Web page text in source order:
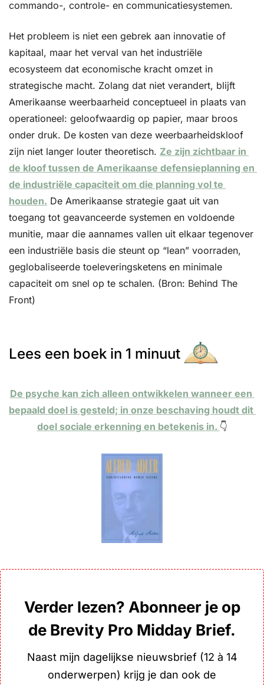
commando-, controle- en communicatiesystemen.
Het probleem is niet een gebrek aan innovatie of
kapitaal, maar het verval van het industriële
ecosysteem dat economische kracht omzet in
strategische macht. Zolang dat niet verandert, blijft
Amerikaanse weerbaarheid conceptueel in plaats van
operationeel: geloofwaardig op papier, maar broos
onder druk. De kosten van deze weerbaarheidskloof
zijn niet langer louter theoretisch. Ze zijn zichtbaar in
de kloof tussen de Amerikaanse defensieplanning en
de industriële capaciteit om die planning vol te
houden. De Amerikaanse strategie gaat uit van
toegang tot geavanceerde systemen en voldoende
munitie, maar die aannames vallen uit elkaar tegenover
een industriële basis die steunt op “lean” voorraden,
geglobaliseerde toeleveringsketens en minimale
capaciteit om snel op te schalen. (Bron: Behind The
Front)
Lees een boek in 1 minuut
De psyche kan zich alleen ontwikkelen wanneer een
bepaald doel is gesteld; in onze beschaving houdt dit
doel sociale erkenning en betekenis in. 👇
Verder lezen? Abonneer je op
de Brevity Pro Midday Brief.
Naast mijn dagelijkse nieuwsbrief (12 à 14
onderwerpen) krijg je dan ook de